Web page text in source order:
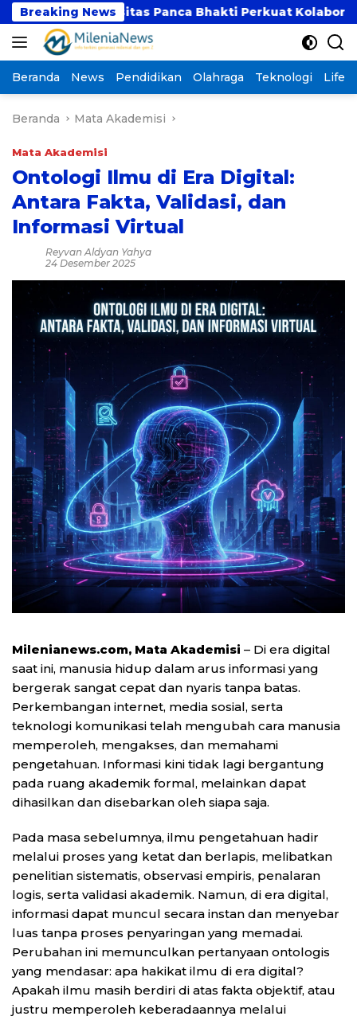
Langsung
ke
konten
Breaking NewsPanca Bhakti Perkuat Kolaborasi Akademik
Beranda News Pendidikan Olahraga Teknologi
Beranda Mata Akademisi
Mata Akademisi
Ontologi Ilmu di Era Digital:
Antara Fakta, Validasi, dan
Informasi Virtual
Reyvan Aldyan Yahya
24 Desember 2025
Milenianews.com, Mata Akademisi – Di era digital
saat ini, manusia hidup dalam arus informasi yang
bergerak sangat cepat dan nyaris tanpa batas.
Perkembangan internet, media sosial, serta
teknologi komunikasi telah mengubah cara manusia
memperoleh, mengakses, dan memahami
pengetahuan. Informasi kini tidak lagi bergantung
pada ruang akademik formal, melainkan dapat
dihasilkan dan disebarkan oleh siapa saja.
Pada masa sebelumnya, ilmu pengetahuan hadir
melalui proses yang ketat dan berlapis, melibatkan
penelitian sistematis, observasi empiris, penalaran
logis, serta validasi akademik. Namun, di era digital,
informasi dapat muncul secara instan dan menyebar
luas tanpa proses penyaringan yang memadai.
Perubahan ini memunculkan pertanyaan ontologis
yang mendasar: apa hakikat ilmu di era digital?
Apakah ilmu masih berdiri di atas fakta objektif, atau
justru memperoleh keberadaannya melalui